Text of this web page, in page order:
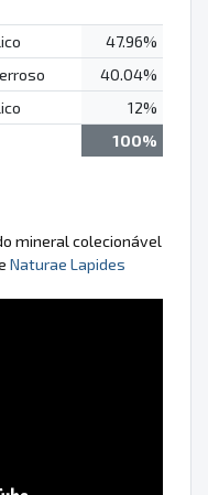
47.96%
40.04%
12%
100%
mineral colecionável
Naturae Lapides